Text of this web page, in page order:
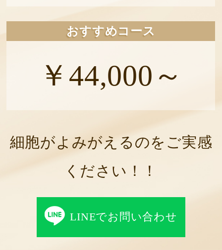
おすすめコース
￥44,000～
細胞がよみがえるのをご実感
ください！！
LINEでお問い合わせ